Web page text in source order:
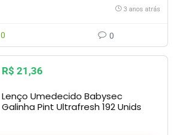
3 anos atrás
0 0
R$ 21,36
Lenço Umedecido Babysec
Galinha Pint Ultrafresh 192 Unids